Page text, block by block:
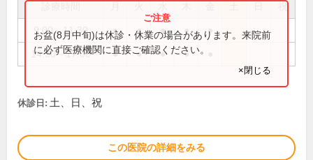
祝
9:00～11:30 ● ● ● ● ●
14:30～17:00 ● ● ● ●
お盆(8月中旬)は休診・休業の場合があります。来院前
に必ず医療機関に直接ご確認ください。
×閉じる
休診日: 土、日、祝
この医院の詳細をみる